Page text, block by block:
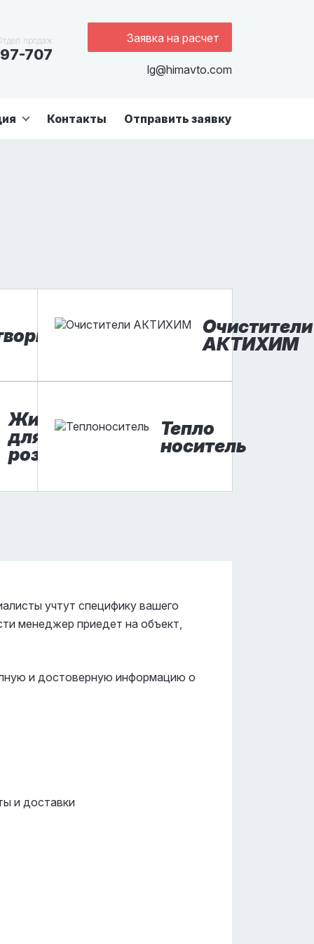
продаж
707
Заявка на расчет
lg@himavto.com
Контакты Отправить заявку
Очистители
АКТИХИМ
Жидкость
для
розжига
Тепло
носитель
учтут специфику вашего
менеджер приедет на объект,
и достоверную информацию о
и доставки